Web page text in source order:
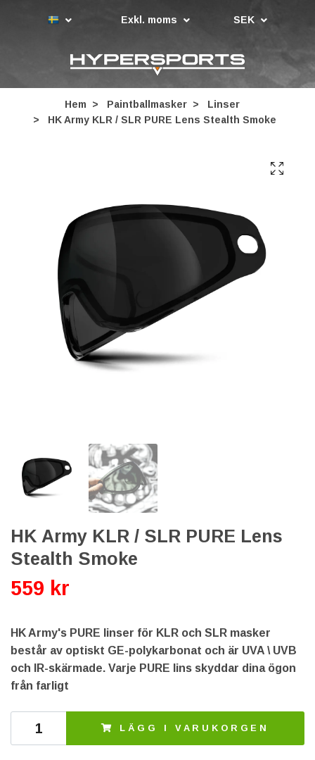
Exkl. moms SEK
Hem Paintballmasker
Linser
HK Army KLR / SLR PURE Lens Stealth Smoke
HK Army KLR / SLR PURE Lens
Stealth Smoke
559 kr
HK Army's PURE linser för KLR och SLR masker
består av optiskt GE-polykarbonat och är UVA \ UVB
och IR-skärmade. Varje PURE lins skyddar dina ögon
från farligt
LÄGG I VARUKORGEN